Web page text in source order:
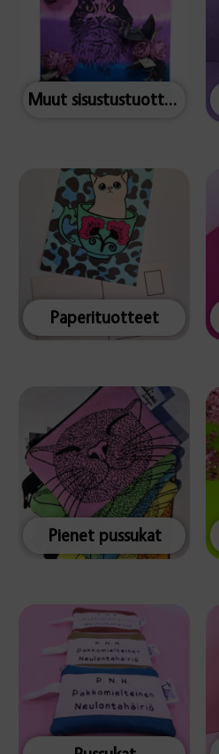
Muut sisustustuotteet
Paperituotteet
Pienet pussukat